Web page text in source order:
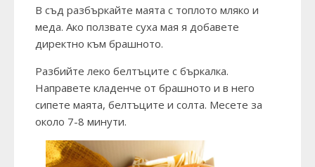
В съд разбъркайте маята с топлото мляко и
меда. Ако ползвате суха мая я добавете
директно към брашното.
Разбийте леко белтъците с бъркалка.
Направете кладенче от брашното и в него
сипете маята, белтъците и солта. Месете за
около 7-8 минути.